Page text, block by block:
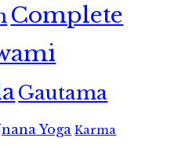
Complete
Gautama
Yoga Karma